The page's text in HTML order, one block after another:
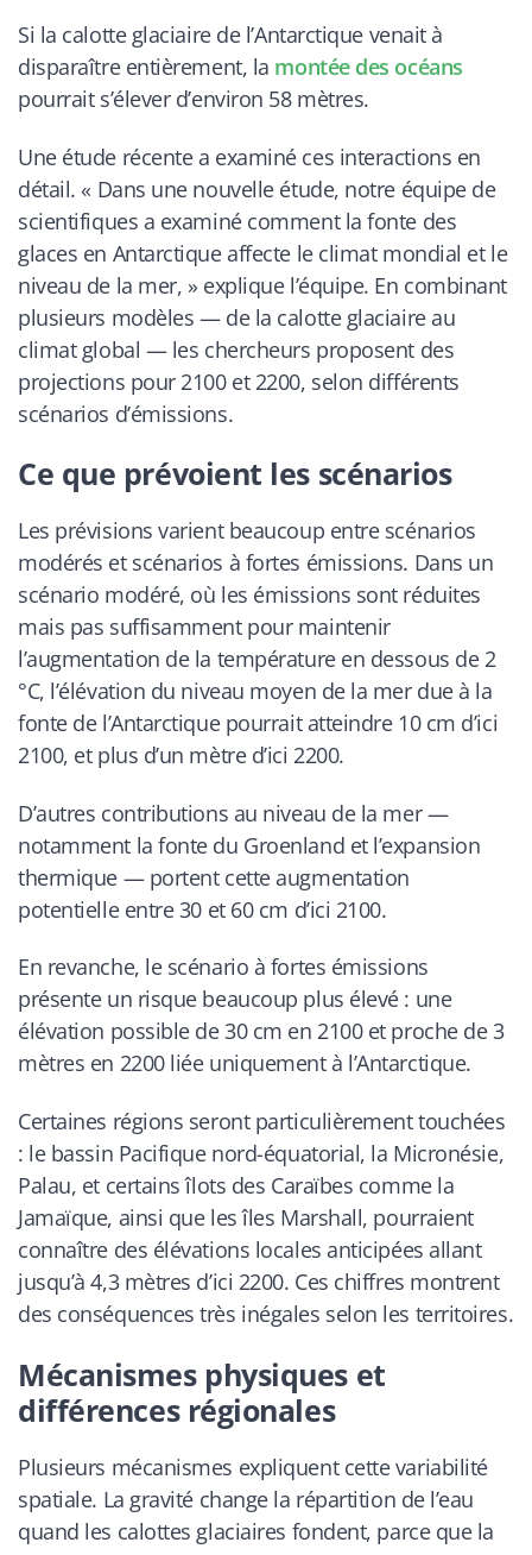
Si la calotte glaciaire de l’Antarctique venait à
disparaître entièrement, la montée des océans
pourrait s’élever d’environ 58 mètres.
Une étude récente a examiné ces interactions en
détail. « Dans une nouvelle étude, notre équipe de
scientifiques a examiné comment la fonte des
glaces en Antarctique affecte le climat mondial et le
niveau de la mer, » explique l’équipe. En combinant
plusieurs modèles — de la calotte glaciaire au
climat global — les chercheurs proposent des
projections pour 2100 et 2200, selon différents
scénarios d’émissions.
Ce que prévoient les scénarios
Les prévisions varient beaucoup entre scénarios
modérés et scénarios à fortes émissions. Dans un
scénario modéré, où les émissions sont réduites
mais pas suffisamment pour maintenir
l’augmentation de la température en dessous de 2
°C, l’élévation du niveau moyen de la mer due à la
fonte de l’Antarctique pourrait atteindre 10 cm d’ici
2100, et plus d’un mètre d’ici 2200.
D’autres contributions au niveau de la mer —
notamment la fonte du Groenland et l’expansion
thermique — portent cette augmentation
potentielle entre 30 et 60 cm d’ici 2100.
En revanche, le scénario à fortes émissions
présente un risque beaucoup plus élevé : une
élévation possible de 30 cm en 2100 et proche de 3
mètres en 2200 liée uniquement à l’Antarctique.
Certaines régions seront particulièrement touchées
: le bassin Pacifique nord-équatorial, la Micronésie,
Palau, et certains îlots des Caraïbes comme la
Jamaïque, ainsi que les îles Marshall, pourraient
connaître des élévations locales anticipées allant
jusqu’à 4,3 mètres d’ici 2200. Ces chiffres montrent
des conséquences très inégales selon les territoires.
Mécanismes physiques et
différences régionales
Plusieurs mécanismes expliquent cette variabilité
spatiale. La gravité change la répartition de l’eau
quand les calottes glaciaires fondent, parce que la